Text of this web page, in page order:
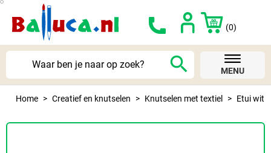
(0)
search MENU
Home Creatief en knutselen Knutselen met textiel Etui wit